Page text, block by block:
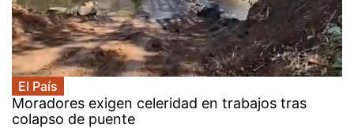
El País
Moradores exigen celeridad en trabajos tras
colapso de puente